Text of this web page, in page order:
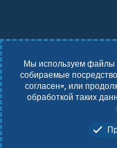
Russian (RU)
Политика
Мы используем файлы
собираемые
согласен», или
обработкой таких